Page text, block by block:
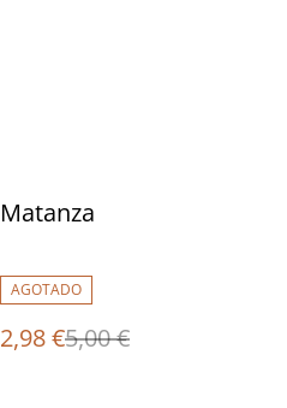
%
Matanza
AGOTADO
2,98 €5,00 €